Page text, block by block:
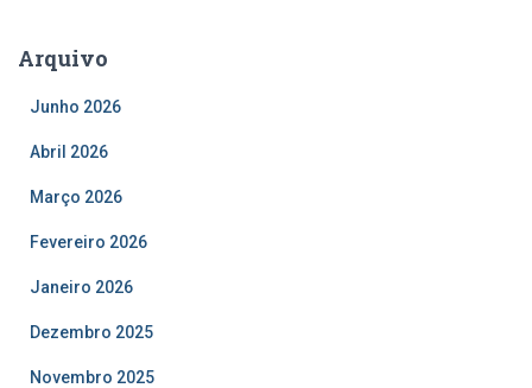
Arquivo
Junho 2026
Abril 2026
Março 2026
Fevereiro 2026
Janeiro 2026
Dezembro 2025
Novembro 2025